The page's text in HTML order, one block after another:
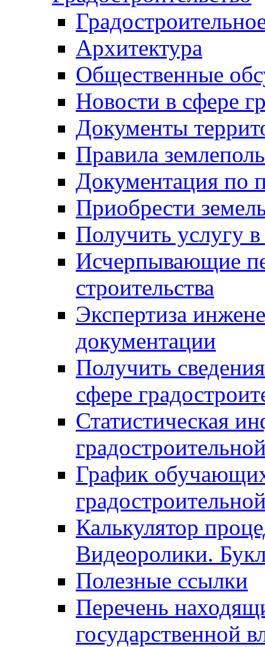
Архитектура
Общественные
Новости в сфере
Документы
Правила
Документация по
Приобрести
Получить услугу в
Исчерпывающие
строительства
Экспертиза
документации
Получить
сфере
Статистическая
График
Калькулятор
Видеоролики.
Полезные ссылки
Перечень
государственной